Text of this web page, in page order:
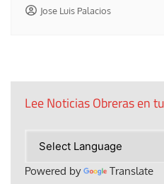
Jose Luis Palacios
Lee Noticias Obreras en
Powered by Translate